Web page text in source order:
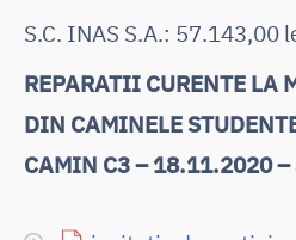
S.C. INAS S.A.: 57.143,00
REPARATII CURENTE LA
DIN CAMINELE
CAMIN C3 – 18.11.2020